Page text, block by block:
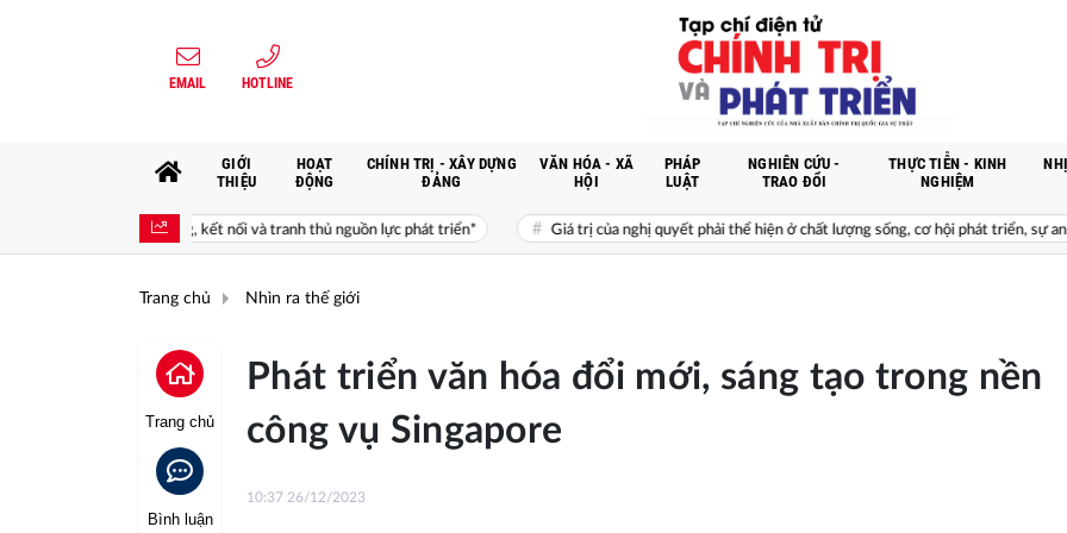
EMAIL HOTLINE
GIỚI
THIỆU
HOẠT
ĐỘNG
CHÍNH TRỊ - XÂY DỰNG
ĐẢNG
VĂN HÓA - XÃ
HỘI
PHÁP
LUẬT
NGHIÊN CỨU -
TRAO ĐỔI
THỰC TIỄN - KINH
NGHIỆM
mở đường, kết nối và tranh thủ nguồn lực phát triển* Giá trị của nghị quyết phải thể hiện ở chất lượng sống, cơ hội phát triển, sự an toàn, niềm tin
Trang chủ Nhìn ra thế giới
Trang chủ
Bình luận
Phát triển văn hóa đổi mới, sáng tạo trong nền
công vụ Singapore
10:37 26/12/2023